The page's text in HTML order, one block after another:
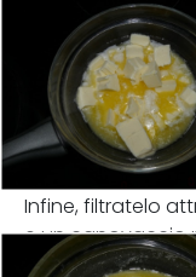
Infine, filtratelo
e un canovaccio